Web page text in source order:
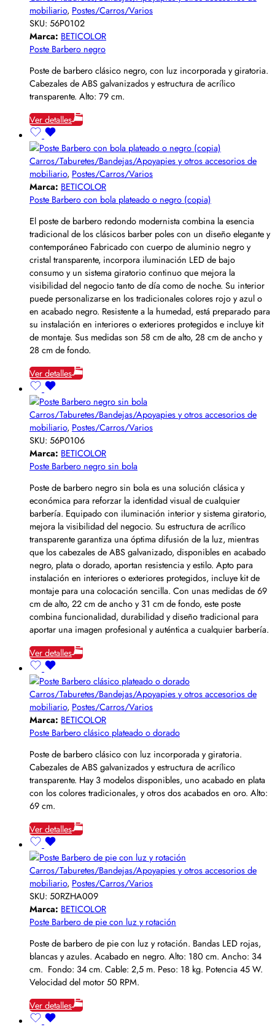
mobiliario, Postes/Carros/Varios
SKU: 56P0102
Marca: BETICOLOR
Poste Barbero negro
Poste de barbero clásico negro, con luz incorporada y giratoria.
Cabezales de ABS galvanizados y estructura de acrílico
transparente. Alto: 79 cm.
Ver detalles
Carros/Taburetes/Bandejas/Apoyapies y otros accesorios de
mobiliario, Postes/Carros/Varios
Marca: BETICOLOR
Poste Barbero con bola plateado o negro (copia)
El poste de barbero redondo modernista combina la esencia
tradicional de los clásicos barber poles con un diseño elegante y
contemporáneo Fabricado con cuerpo de aluminio negro y
cristal transparente, incorpora iluminación LED de bajo
consumo y un sistema giratorio continuo que mejora la
visibilidad del negocio tanto de día como de noche. Su interior
puede personalizarse en los tradicionales colores rojo y azul o
en acabado negro. Resistente a la humedad, está preparado para
su instalación en interiores o exteriores protegidos e incluye kit
de montaje. Sus medidas son 58 cm de alto, 28 cm de ancho y
28 cm de fondo.
Ver detalles
Carros/Taburetes/Bandejas/Apoyapies y otros accesorios de
mobiliario, Postes/Carros/Varios
SKU: 56P0106
Marca: BETICOLOR
Poste Barbero negro sin bola
Poste de barbero negro sin bola es una solución clásica y
económica para reforzar la identidad visual de cualquier
barbería. Equipado con iluminación interior y sistema giratorio,
mejora la visibilidad del negocio. Su estructura de acrílico
transparente garantiza una óptima difusión de la luz, mientras
que los cabezales de ABS galvanizado, disponibles en acabado
negro, plata o dorado, aportan resistencia y estilo. Apto para
instalación en interiores o exteriores protegidos, incluye kit de
montaje para una colocación sencilla. Con unas medidas de 69
cm de alto, 22 cm de ancho y 31 cm de fondo, este poste
combina funcionalidad, durabilidad y diseño tradicional para
aportar una imagen profesional y auténtica a cualquier barbería.
Ver detalles
Carros/Taburetes/Bandejas/Apoyapies y otros accesorios de
mobiliario, Postes/Carros/Varios
Marca: BETICOLOR
Poste Barbero clásico plateado o dorado
Poste de barbero clásico con luz incorporada y giratoria.
Cabezales de ABS galvanizados y estructura de acrílico
transparente. Hay 3 modelos disponibles, uno acabado en plata
con los colores tradicionales, y otros dos acabados en oro. Alto:
69 cm.
Ver detalles
Carros/Taburetes/Bandejas/Apoyapies y otros accesorios de
mobiliario, Postes/Carros/Varios
SKU: 50RZHA009
Marca: BETICOLOR
Poste Barbero de pie con luz y rotación
Poste de barbero de pie con luz y rotación. Bandas LED rojas,
blancas y azules. Acabado en negro. Alto: 180 cm. Ancho: 34
cm. Fondo: 34 cm. Cable: 2,5 m. Peso: 18 kg. Potencia 45 W.
Velocidad del motor 50 RPM.
Ver detalles